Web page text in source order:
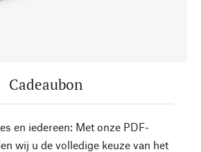
Cadeaubon
en iedereen: Met onze PDF-
wij u de volledige keuze van het